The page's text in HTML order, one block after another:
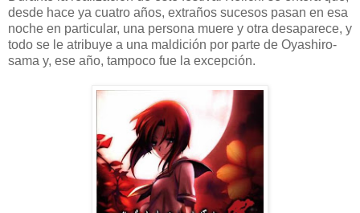
desde hace ya cuatro años, extraños sucesos pasan en esa
noche en particular, una persona muere y otra desaparece, y
todo se le atribuye a una maldición por parte de Oyashiro-
sama y, ese año, tampoco fue la excepción.